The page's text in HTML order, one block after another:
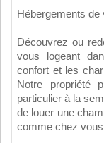
Hébergements
Découvrez ou
vous logeant
confort et les
Notre propriété
particulier à la
de louer une
comme chez